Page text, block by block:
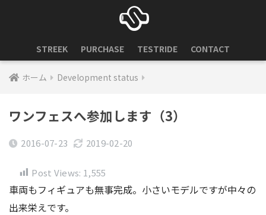
STREEK PURCHASE TESTRIDE CONTACT
ホーム Development status
ワンフェスへ参加します（3）
2016-07-23 2019-02-20
Post Views: 1,555
車両もフィギュアも無事完成。小さいモデルですが中々の
出来栄えです。